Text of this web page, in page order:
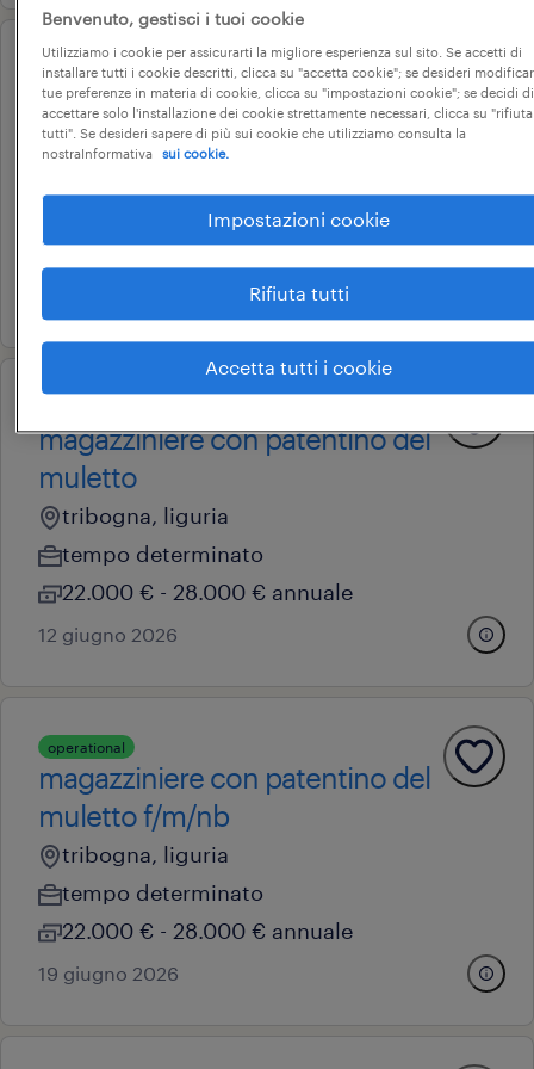
professional
categoria protetta receptionist
poliambulatorio chiavari (ge)
tempo determinato
18.000 € - 22.000 € annuale
magazziniere con patentino del
muletto
tribogna, liguria
tempo determinato
22.000 € - 28.000 € annuale
12 giugno 2026
operational
magazziniere con patentino del
muletto f/m/nb
tribogna, liguria
tempo determinato
22.000 € - 28.000 € annuale
19 giugno 2026
Benvenuto, gestisci i tuoi cookie
Utilizziamo i cookie per assicurarti la migliore esperienza sul sito. Se accetti di
installare tutti i cookie descritti, clicca su "accetta cookie"; se desideri
tue preferenze in materia di cookie, clicca su "impostazioni cookie"; se decidi di
accettare solo l'installazione dei cookie strettamente necessari, clicca su "rifiuta
tutti". Se desideri sapere di più sui cookie che utilizziamo consulta la
nostraInformativa
sui cookie.
Impostazioni cookie
Rifiuta tutti
Accetta tutti i cookie